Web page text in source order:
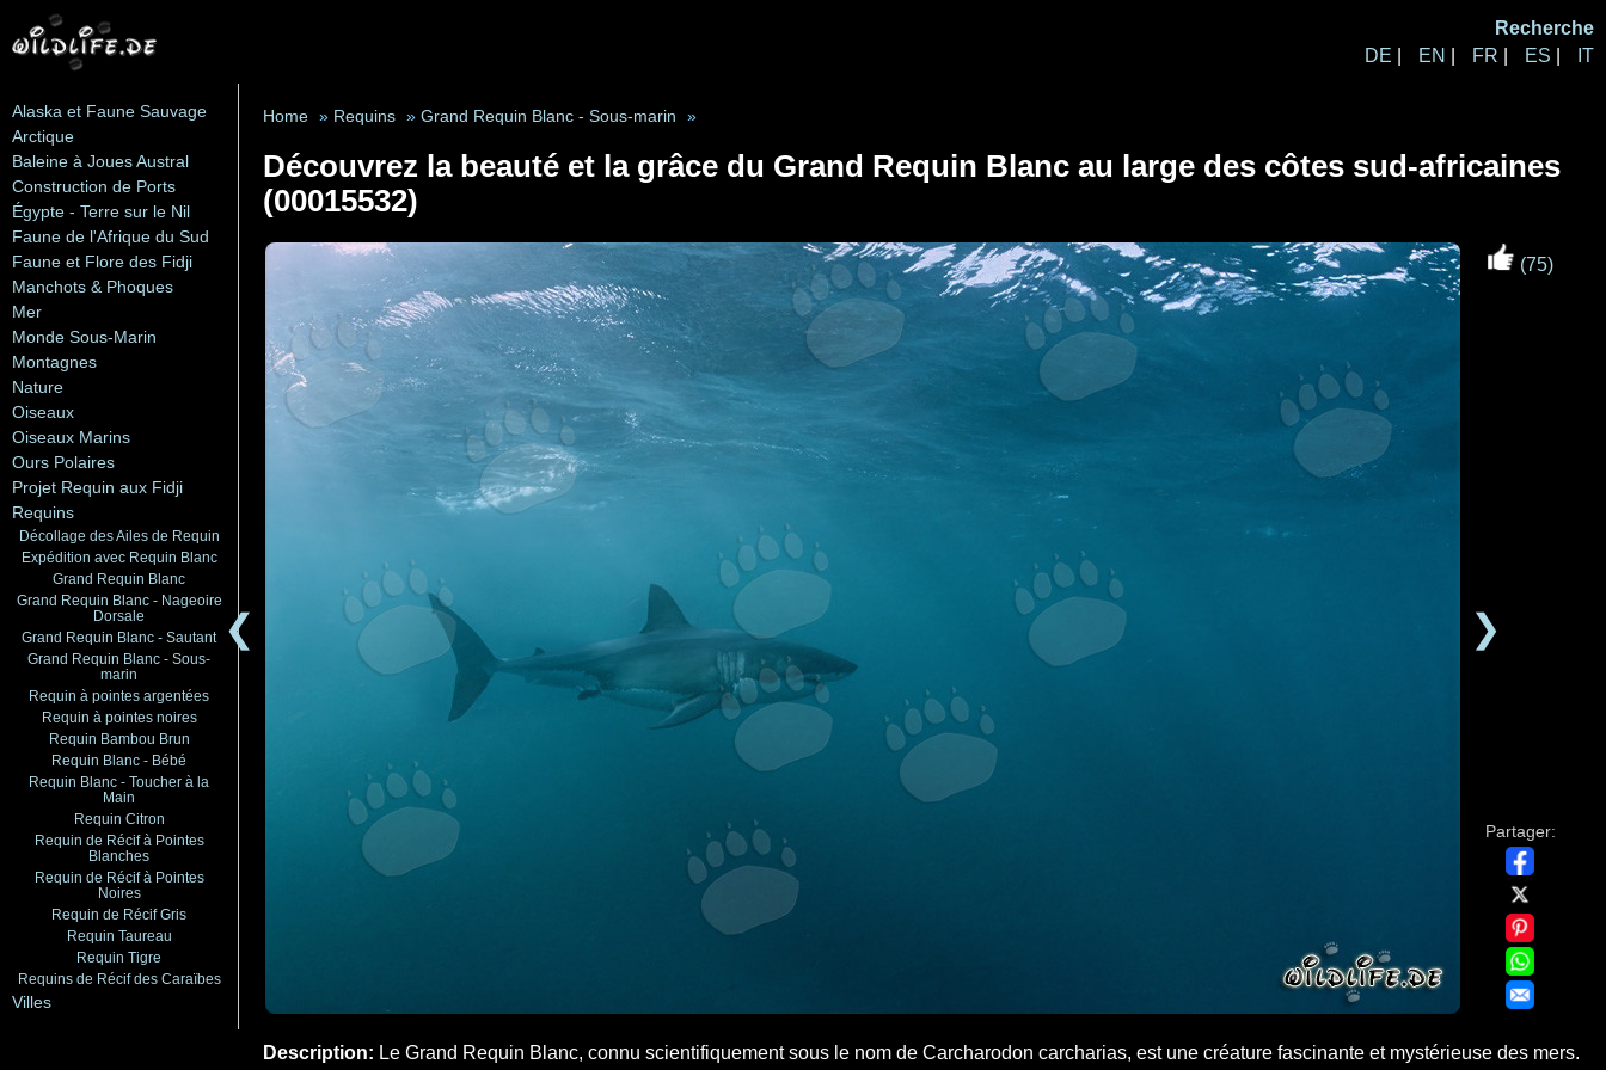
Recherche
DE
EN FR ES IT
Alaska et Faune Sauvage
Arctique
Baleine à Joues Austral
Construction de Ports
Égypte - Terre sur le Nil
Faune de l'Afrique du Sud
Faune et Flore des Fidji
Manchots & Phoques
Mer
Monde Sous-Marin
Montagnes
Nature
Oiseaux
Oiseaux Marins
Ours Polaires
Projet Requin aux Fidji
Requins
Décollage des Ailes de Requin
Expédition avec Requin Blanc
Grand Requin Blanc
Grand Requin Blanc - Nageoire
Dorsale
Grand Requin Blanc - Sautant
Grand Requin Blanc - Sous-
marin
Requin à pointes argentées
Requin à pointes noires
Requin Bambou Brun
Requin Blanc - Bébé
Requin Blanc - Toucher à la
Main
Requin Citron
Requin de Récif à Pointes
Blanches
Requin de Récif à Pointes
Noires
Requin de Récif Gris
Requin Taureau
Requin Tigre
Requins de Récif des Caraïbes
Villes
Home » Requins » Grand Requin Blanc - Sous-marin »
Découvrez la beauté et la grâce du Grand Requin Blanc au large des côtes sud-africaines
(00015532)
❮ ❯
(75)
Partager:
Description: Le Grand Requin Blanc, connu scientifiquement sous le nom de Carcharodon carcharias, est une créature fascinante et mystérieuse des mers.